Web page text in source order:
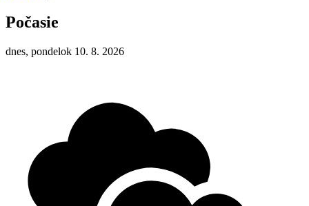
Počasie
dnes, pondelok 10. 8. 2026